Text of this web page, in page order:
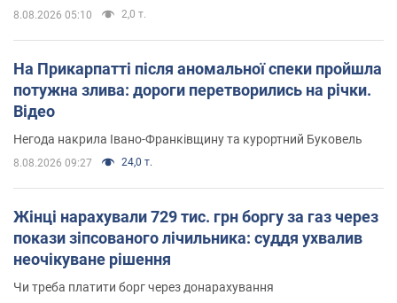
8.08.2026 05:10 2,0 т.
На Прикарпатті після аномальної спеки пройшла
потужна злива: дороги перетворились на річки.
Відео
Негода накрила Івано-Франківщину та курортний Буковель
8.08.2026 09:27 24,0 т.
Жінці нарахували 729 тис. грн боргу за газ через
покази зіпсованого лічильника: суддя ухвалив
неочікуване рішення
Чи треба платити борг через донарахування